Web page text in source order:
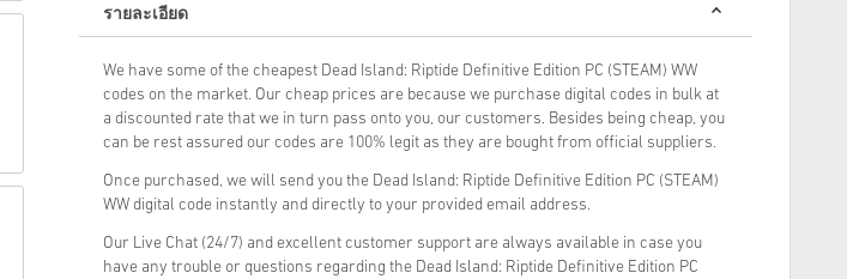
รายละเอียด
We have some of the cheapest Dead Island: Riptide Definitive Edition PC (STEAM) WW
codes on the market. Our cheap prices are because we purchase digital codes in bulk at
a discounted rate that we in turn pass onto you, our customers. Besides being cheap, you
can be rest assured our codes are 100% legit as they are bought from official suppliers.
Once purchased, we will send you the Dead Island: Riptide Definitive Edition PC (STEAM)
WW digital code instantly and directly to your provided email address.
Our Live Chat (24/7) and excellent customer support are always available in case you
have any trouble or questions regarding the Dead Island: Riptide Definitive Edition PC